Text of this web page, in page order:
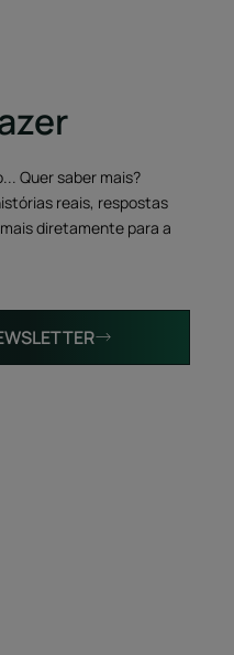
Quer saber mais?
reais, respostas
diretamente para a